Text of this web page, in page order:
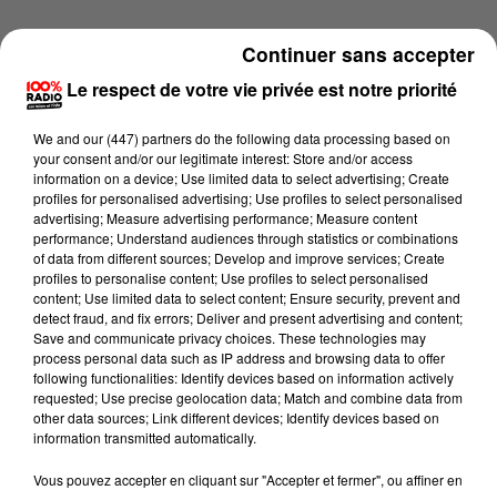
Lecture (4 min 18 sec)
100%
Le respect de votre vie privée est notre priorité
We and our (447) partnersdo the following data processing based on
your consent and/or our legitimate interest: Store and/or access
information on a device; Use limited data to select advertising; Create
profiles for personalised advertising; Use profiles to select personalised
advertising; Measure advertising performance; Measure content
performance; Understand audiences through statistics or combinations
of data from different sources; Develop and improve services; Create
profiles to personalise content; Use profiles to select personalised
content; Use limited data to select content; Ensure security, prevent and
detect fraud, and fix errors; Deliver and present advertising and content;
Save and communicate privacy choices. These technologies may
process personal data such as IP address and browsing data to offer
following functionalities: Identify devices based on information actively
requested; Use precise geolocation data; Match and combine data from
other data sources; Link different devices; Identify devices based on
information transmitted automatically.
Vous pouvez accepter en cliquant sur "Accepter et fermer", ou affiner en
Continuer sans accepter